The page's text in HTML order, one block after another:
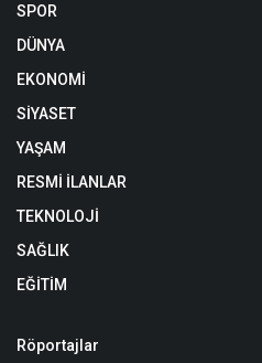
SPOR
DÜNYA
EKONOMİ
SİYASET
YAŞAM
RESMİ İLANLAR
TEKNOLOJİ
SAĞLIK
EĞİTİM
Röportajlar